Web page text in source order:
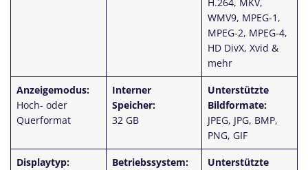
H.264, MKV,
WMV9, MPEG-1,
MPEG-2, MPEG-4,
HD DivX, Xvid &
mehr
Anzeigemodus:
Hoch- oder
Querformat
Interner
Speicher:
32 GB
Unterstützte
Bildformate:
JPEG, JPG, BMP,
PNG, GIF
Displaytyp:
Betriebssystem:
Unterstützte